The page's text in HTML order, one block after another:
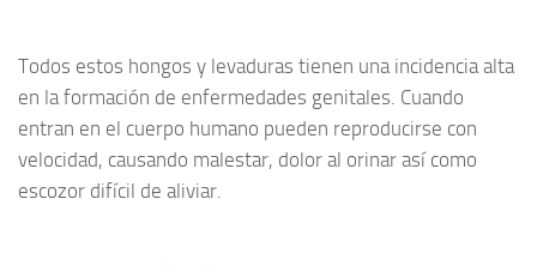
Todos estos hongos y levaduras tienen una incidencia alta
en la formación de enfermedades genitales. Cuando
entran en el cuerpo humano pueden reproducirse con
velocidad, causando malestar, dolor al orinar así como
escozor difícil de aliviar.